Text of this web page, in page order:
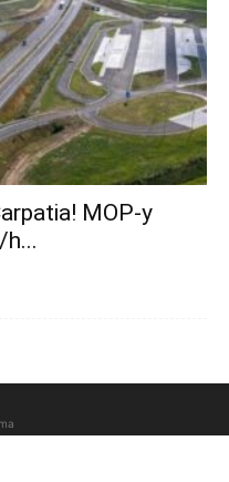
MOP-y